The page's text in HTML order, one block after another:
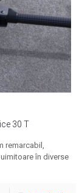
30 T
remarcabil,
în diverse